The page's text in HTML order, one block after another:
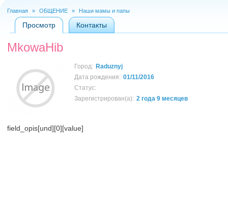
Вы здесь
Главная » ОБЩЕНИЕ » Наши мамы и папы
Главные вкладки
Просмотр (активная вкладка)
Контакты
MkowaHib
Город: Raduznyj
Дата рождения: 01/11/2016
Статус:
Зарегистрирован(а): 2 года 9 месяцев
field_opis[und][0][value]